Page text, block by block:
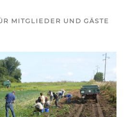
MITGLIEDER UND GÄSTE